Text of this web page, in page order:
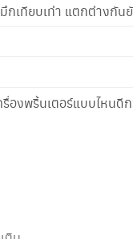
เทียบเท่า แตกต่างกันยั
องพริ้นเตอร์แบบไหนดีก